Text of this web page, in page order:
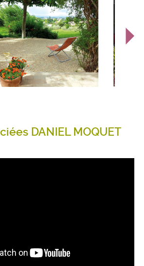
DANIEL MOQUET